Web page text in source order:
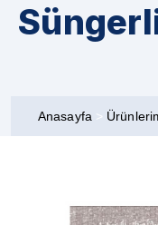
Anasayfa >